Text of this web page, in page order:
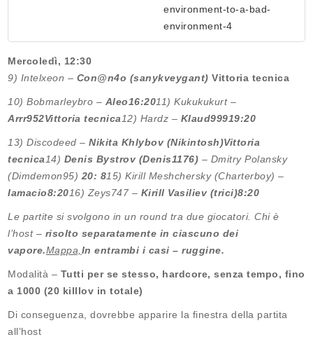
environment-to-a-bad-
environment-4
Mercoledì, 12:30
9) Intelxeon – Con@n4o (sanykveygant) Vittoria tecnica
10) Bobmarleybro – Aleo16:2011) Kukukukurt –
Arrr952Vittoria tecnica 12) Hardz – Klaud99919:20
13) Discodeed –Nikita Khlybov (Nikintosh)Vittoria
tecnica 14) Denis Bystrov (Denis1176) – Dmitry Polansky
(Dimdemon95) 20: 815) Kirill Meshchersky (Charterboy) –
Iamacio8:2016) Zeys747 – Kirill Vasiliev (trici)8:20
Le partite si svolgono in un round tra due giocatori. Chi è
l’host – risolto separatamente in ciascuno dei
vapore.Mappa, In entrambi i casi – ruggine.
Modalità – Tutti per se stesso, hardcore, senza tempo, fino
a 1000 (20 killlov in totale)
Di conseguenza, dovrebbe apparire la finestra della partita
all’host